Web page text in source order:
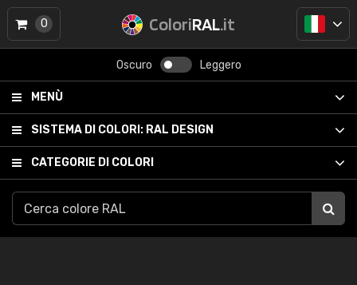
ColoriRAL.it
Oscuro Leggero
MENÙ
SISTEMA DI COLORI: RAL DESIGN
CATEGORIE DI COLORI
0